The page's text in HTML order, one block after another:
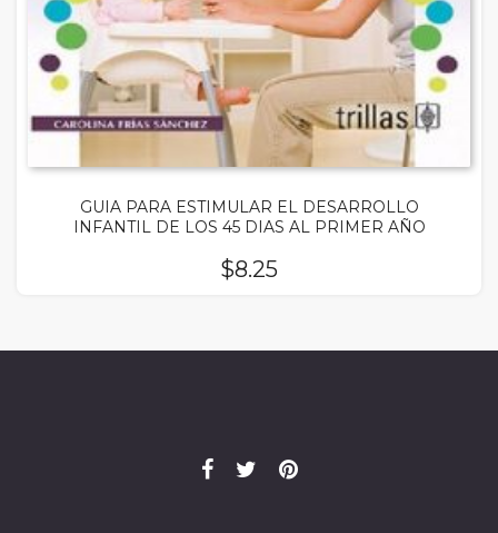
GUIA PARA ESTIMULAR EL DESARROLLO
INFANTIL DE LOS 45 DIAS AL PRIMER AÑO
$8.25